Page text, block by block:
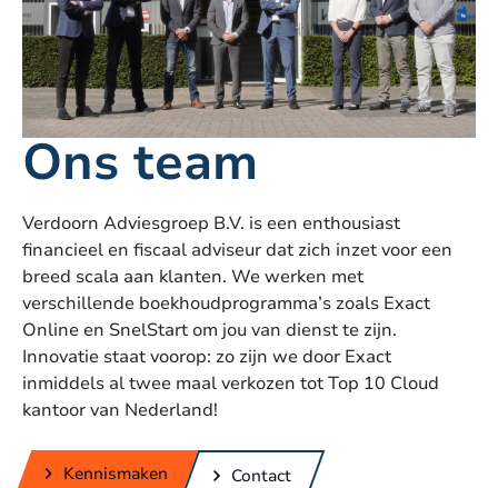
Ons team
Verdoorn Adviesgroep B.V. is een enthousiast
financieel en fiscaal adviseur dat zich inzet voor een
breed scala aan klanten. We werken met
verschillende boekhoudprogramma’s zoals Exact
Online en SnelStart om jou van dienst te zijn.
Innovatie staat voorop: zo zijn we door Exact
inmiddels al twee maal verkozen tot Top 10 Cloud
kantoor van Nederland!
Kennismaken Contact